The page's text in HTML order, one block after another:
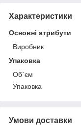
Характеристики
Основні атрибути
Виробник
Упаковка
Об`єм
Упаковка
Умови доставки